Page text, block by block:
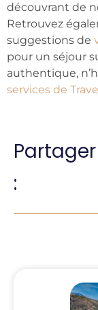
découvrant de
Retrouvez
suggestions de
pour un séjour
authentique,
services de
: